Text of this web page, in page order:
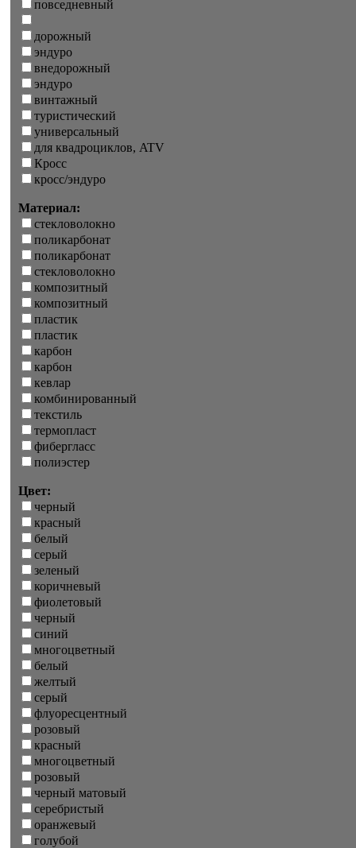
повседневный
дорожный
эндуро
внедорожный
эндуро
винтажный
туристический
универсальный
для квадроциклов, ATV
Кросс
кросс/эндуро
Материал:
стекловолокно
поликарбонат
поликарбонат
стекловолокно
композитный
композитный
пластик
пластик
карбон
карбон
кевлар
комбинированный
текстиль
термопласт
фибергласс
полиэстер
Цвет:
черный
красный
белый
серый
зеленый
коричневый
фиолетовый
черный
синий
многоцветный
белый
желтый
серый
флуоресцентный
розовый
красный
многоцветный
розовый
черный матовый
серебристый
оранжевый
голубой